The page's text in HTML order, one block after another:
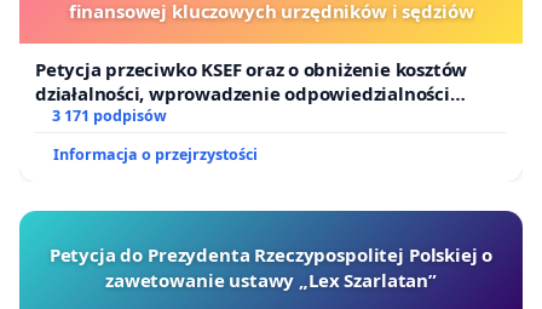
która skupia się głównie na pozyskaniu surowca a
lasów społeczeństwu.
przez Dyrekcję Generalną Lasów Państwowych w
celu zabezpieczenia przed wycinką najstarszych
drzew w Polsce.
finansowej kluczowych urzędników i sędziów
Petycja przeciwko KSEF oraz o obniżenie kosztów
działalności, wprowadzenie odpowiedzialności
finansowej kluczowych urzędników i sędziów
3 171 podpisów
Informacja o przejrzystości
Petycja do Prezydenta Rzeczypospolitej Polskiej o
zawetowanie ustawy „Lex Szarlatan”